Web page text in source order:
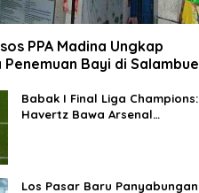
PPA Madina Ungkap
Penemuan Bayi di Salambue
Babak I Final Liga Champions:
Havertz Bawa Arsenal
Los Pasar Baru Panyabungan